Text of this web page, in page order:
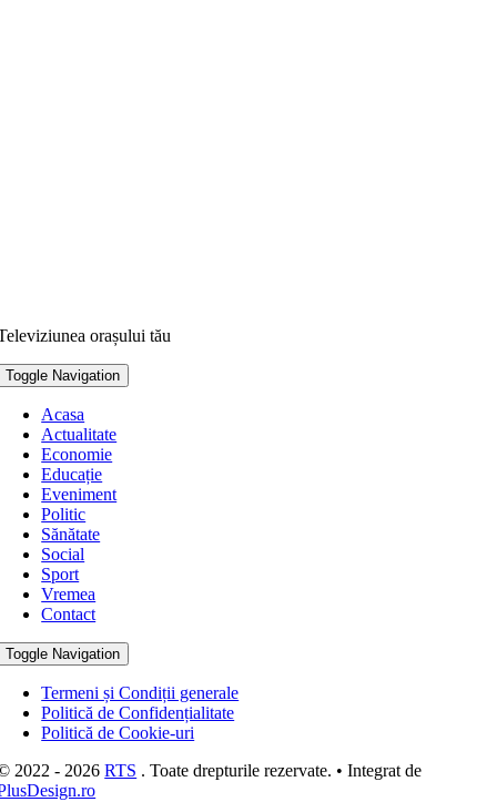
orașului tău
Toggle Navigation
Acasa
Actualitate
Economie
Educație
Eveniment
Politic
Sănătate
Social
Sport
Vremea
Contact
Toggle Navigation
Termeni și Condiții generale
Politică de Confidențialitate
Politică de Cookie-uri
2022 - 2026RTS . Toate drepturile rezervate. • Integrat de